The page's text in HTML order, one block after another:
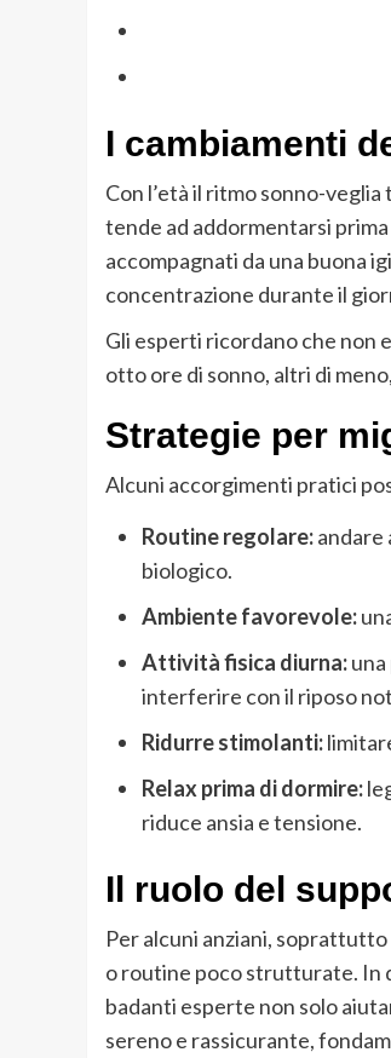
I cambiamenti
Con l’età il ritmo sonno-
tende ad addormentarsi
accompagnati da una buona
concentrazione durante il
Gli esperti ricordano che non
otto ore di sonno, altri di
Strategie per
Alcuni accorgimenti pratici
Routine regolare:andare
biologico.
Ambiente favorevole:
Attività fisica diurna:
interferire con il riposo
Ridurre stimolanti:
Relax prima di dormire:
riduce ansia e tensione.
Il ruolo del
Per alcuni anziani,
o routine poco strutturate. In
badanti esperte non solo
sereno e rassicurante,